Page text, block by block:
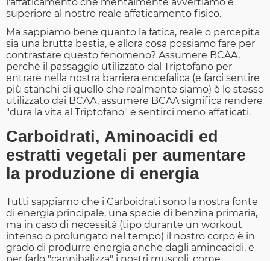
superiore al nostro reale affaticamento fisico.
Ma sappiamo bene quanto la fatica, reale o percepita
sia una brutta bestia, e allora cosa possiamo fare per
contrastare questo fenomeno? Assumere BCAA,
perchè il passaggio utilizzato dal Triptofano per
entrare nella nostra barriera encefalica (e farci sentire
più stanchi di quello che realmente siamo) è lo stesso
utilizzato dai BCAA, assumere BCAA significa rendere
"dura la vita al Triptofano" e sentirci meno affaticati.
Carboidrati, Aminoacidi ed
estratti vegetali per aumentare
la produzione di energia
Tutti sappiamo che i Carboidrati sono la nostra fonte
di energia principale, una specie di benzina primaria,
ma in caso di necessità (tipo durante un workout
intenso o prolungato nel tempo) il nostro corpo è in
grado di produrre energia anche dagli aminoacidi, e